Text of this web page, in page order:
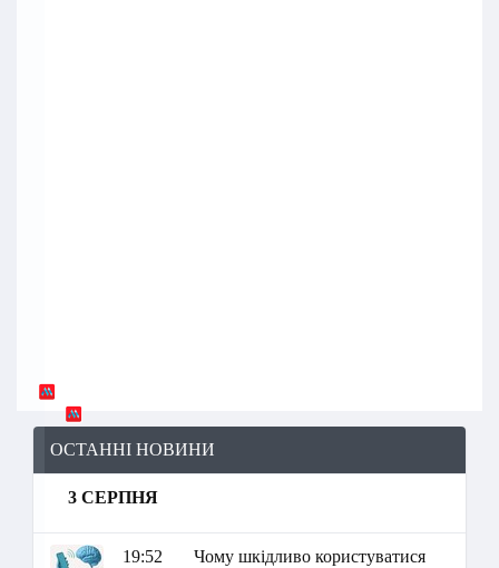
ОСТАННІ НОВИНИ
3 СЕРПНЯ
19:52
Чому шкідливо користуватися